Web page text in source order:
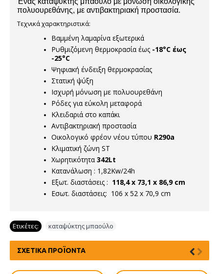
πολυουρεθάνης, με αντιβακτηριακή προστασία.
Τεχνικά χαρακτηριστικά:
Βαμμένη λαμαρίνα εξωτερικά
Ρυθμιζόμενη θερμοκρασία έως -18°C έως
-25°C
Ψηφιακή ένδειξη θερμοκρασίας
Στατική ψύξη
Ισχυρή μόνωση με πολυουρεθάνη
Ρόδες για εύκολη μεταφορά
Κλειδαριά στο καπάκι
Αντιβακτηριακή προστασία
Οικολογικό φρέον νέου τύπου R290a
Κλιματική ζώνη ST
Χωρητικότητα 342Lt
Κατανάλωση : 1,82Kw/24h
Εξωτ. διαστάσεις : 118,4 x 73,1 x 86,9 cm
Εσωτ. διαστάσεις: 106 x 52 x 70,9 cm
Ετικέτες: καταψύκτης μπαούλο
ΣΧΕΤΙΚΆ ΠΡΟΪΌΝΤΑ